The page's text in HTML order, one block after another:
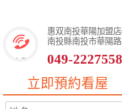
惠双南投華陽加盟
南投縣南投市華陽
049-2227558
立即預約看屋